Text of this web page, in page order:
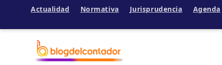
Actualidad Normativa Jurisprudencia Agenda